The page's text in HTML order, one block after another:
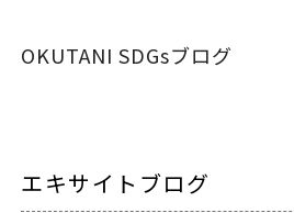
OKUTANI SDGsブログ
エキサイトブログ